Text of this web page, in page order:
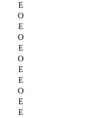
E
O
E
O
E
O
E
E
O
E
E